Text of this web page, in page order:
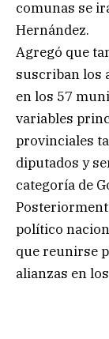
comunas se
Hernández.
Agregó que
suscriban los
en los 57
variables
provinciales
diputados y
categoría de
político
que reunirse
alianzas en